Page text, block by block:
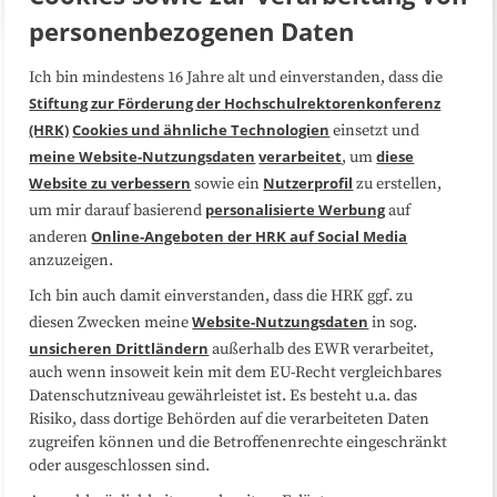
Über uns FAQ
Medienarbeit Kooperationen
Datenschutzerklärung Impressum
Sitemap
Folgen Sie uns
personenbezogenen Daten
Ich bin mindestens 16 Jahre alt und einverstanden, dass die
Stiftung zur Förderung der Hochschulrektorenkonferenz
(HRK)Cookies und ähnliche Technologien einsetzt und
meine Website-Nutzungsdaten verarbeitet, umdiese
Website zu verbessern sowie ein Nutzerprofil zu erstellen,
um mir darauf basierend personalisierte Werbungauf
anderenOnline-Angeboten der HRK auf Social Media
anzuzeigen.
Ich bin auch damit einverstanden, dass die HRK ggf. zu
diesen Zwecken meineWebsite-Nutzungsdaten in sog.
unsicheren Drittländern außerhalb des EWR verarbeitet,
auch wenn insoweit kein mit dem EU-Recht vergleichbares
Datenschutzniveau gewährleistet ist. Es besteht u.a. das
Risiko, dass dortige Behörden auf die verarbeiteten Daten
zugreifen können und die Betroffenenrechte eingeschränkt
oder ausgeschlossen sind.